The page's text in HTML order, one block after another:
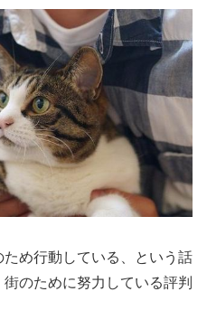
め行動している、という話
のために努力している評判